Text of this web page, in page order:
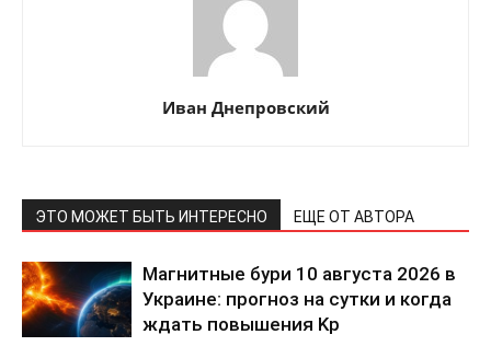
Иван Днепровский
ЭТО МОЖЕТ БЫТЬ ИНТЕРЕСНО ЕЩЕ ОТ АВТОРА
Магнитные бури 10 августа 2026 в
Украине: прогноз на сутки и когда
ждать повышения Kp